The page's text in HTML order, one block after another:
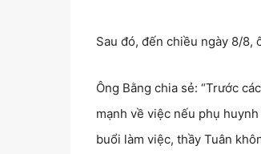
Sau đó, đến chiều ngày 8/8,
Ông Bằng chia sẻ: “Trước
mạnh về việc nếu phụ
buổi làm việc, thầy Tuân